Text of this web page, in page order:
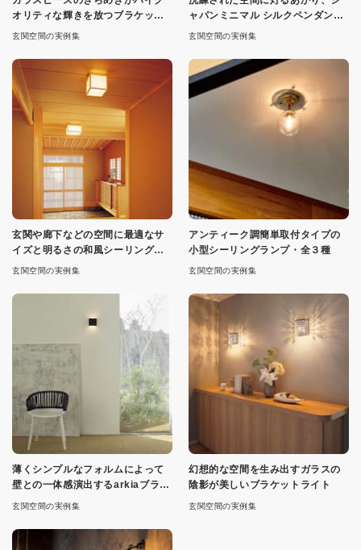
オリティな輝きを放つブラケット
ライト
玄関空間の実例集
ャパンミニマル シルクペンダン
ト・各2色
玄関空間の実例集
玄関や廊下などの空間に最適なサ
イズと明るさの和風シーリングラ
イト
玄関空間の実例集
アンティーク調簡単取付タイプの
小型シーリングランプ・全３種
玄関空間の実例集
薄くシンプルなフォルムによって
壁との一体感演出するarkiaブラケ
ット
玄関空間の実例集
幻想的な空間を生み出すガラスの
陰影が美しいブラケットライト
玄関空間の実例集